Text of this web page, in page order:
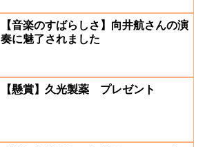
【音楽のすばらしさ】向井航さんの演
奏に魅了されました
【懸賞】久光製薬 プレゼント